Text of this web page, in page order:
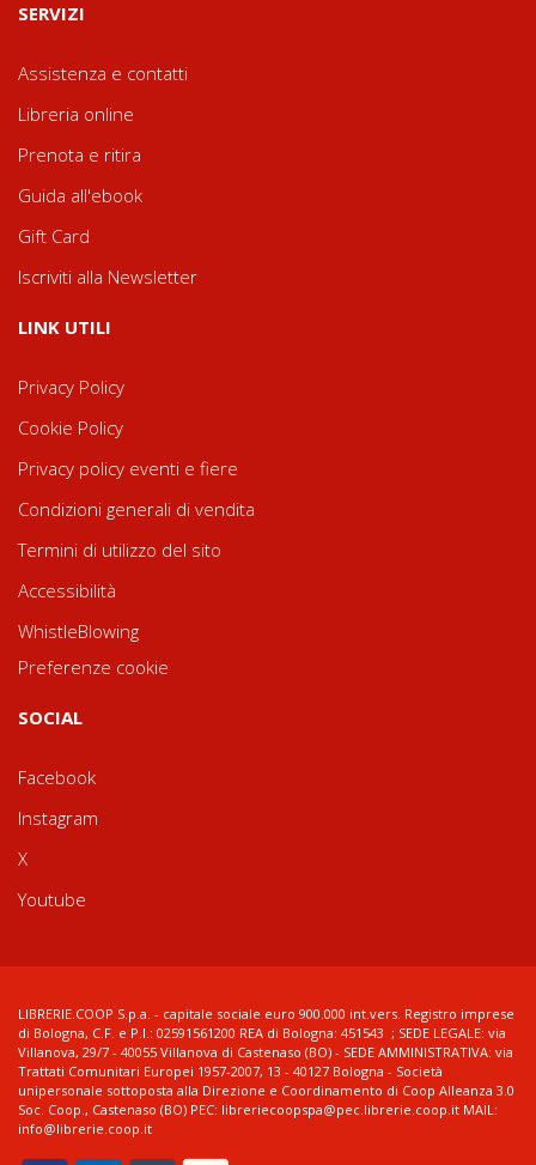
SERVIZI
Assistenza e contatti
Libreria online
Prenota e ritira
Guida all'ebook
Gift Card
Iscriviti alla Newsletter
LINK UTILI
Privacy Policy
Cookie Policy
Privacy policy eventi e fiere
Condizioni generali di vendita
Termini di utilizzo del sito
Accessibilità
WhistleBlowing
Preferenze cookie
SOCIAL
Facebook
Instagram
X
Youtube
LIBRERIE.COOP S.p.a. - capitale sociale euro 900.000 int.vers. Registro imprese
di Bologna, C.F. e P.I.: 02591561200 REA di Bologna: 451543 ; SEDE LEGALE: via
Villanova, 29/7 - 40055 Villanova di Castenaso (BO) - SEDE AMMINISTRATIVA: via
Trattati Comunitari Europei 1957-2007, 13 - 40127 Bologna - Società
unipersonale sottoposta alla Direzione e Coordinamento di Coop Alleanza 3.0
Soc. Coop., Castenaso (BO) PEC: libreriecoopspa@pec.librerie.coop.it MAIL:
info@librerie.coop.it